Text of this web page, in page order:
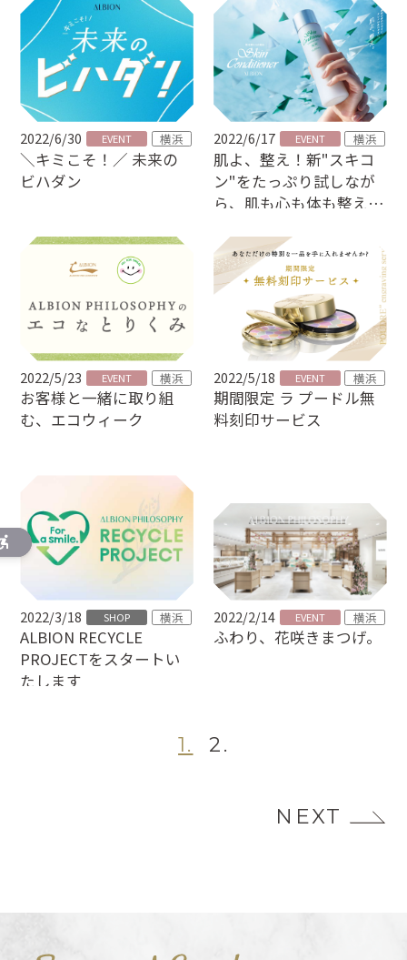
2022/6/30 EVENT 横浜
＼キミこそ！／ 未来の
ビハダン
2022/6/17 EVENT 横浜
肌よ、整え！新"スキコ
ン"をたっぷり試しなが
ら、肌も心も体も整えよ
2022/5/23 EVENT 横浜
お客様と一緒に取り組
む、エコウィーク
2022/5/18 EVENT 横浜
期間限定 ラ プードル無
料刻印サービス
2022/3/18 SHOP 横浜
ALBION RECYCLE
PROJECTをスタートい
たします
2022/2/14 EVENT 横浜
ふわり、花咲きまつげ。
1. 2.
NEXT